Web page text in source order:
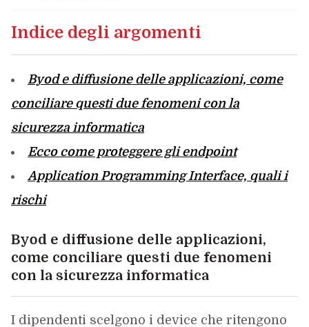
Indice degli argomenti
Byod e diffusione delle applicazioni, come
conciliare questi due fenomeni con la
sicurezza informatica
Ecco come proteggere gli endpoint
Application Programming Interface, quali i
rischi
Byod e diffusione delle applicazioni,
come conciliare questi due fenomeni
con la sicurezza informatica
I dipendenti scelgono i device che ritengono